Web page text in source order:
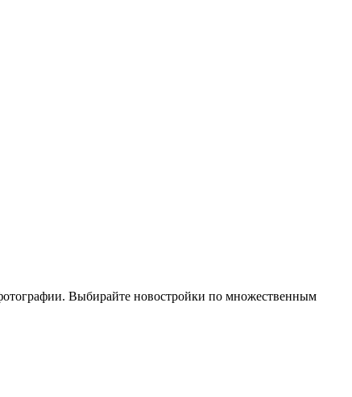
Выбирайте новостройки по множественным